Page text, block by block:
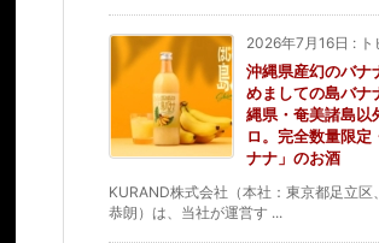
2026年7月16日 :
沖縄県産幻のバナ
めましての島バナ
縄県・奄美諸島以
ロ。完全数量限定
ナナ」のお酒
KURAND株式会社（本社：東京都足立区
恭朗）は、当社が運営す ...